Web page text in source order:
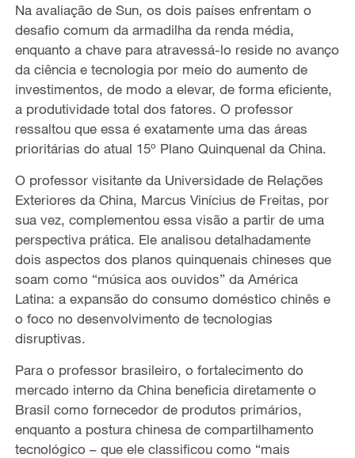
i
d
e
o
Na avaliação de Sun, os dois países enfrentam o
desafio comum da armadilha da renda média,
enquanto a chave para atravessá-lo reside no avanço
da ciência e tecnologia por meio do aumento de
investimentos, de modo a elevar, de forma eficiente,
a produtividade total dos fatores. O professor
ressaltou que essa é exatamente uma das áreas
prioritárias do atual 15º Plano Quinquenal da China.
O professor visitante da Universidade de Relações
Exteriores da China, Marcus Vinícius de Freitas, por
sua vez, complementou essa visão a partir de uma
perspectiva prática. Ele analisou detalhadamente
dois aspectos dos planos quinquenais chineses que
soam como “música aos ouvidos” da América
Latina: a expansão do consumo doméstico chinês e
o foco no desenvolvimento de tecnologias
disruptivas.
Para o professor brasileiro, o fortalecimento do
mercado interno da China beneficia diretamente o
Brasil como fornecedor de produtos primários,
enquanto a postura chinesa de compartilhamento
tecnológico – que ele classificou como “mais